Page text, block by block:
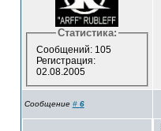
Статистика:
Сообщений: 105
Регистрация:
02.08.2005
Сообщение # 6